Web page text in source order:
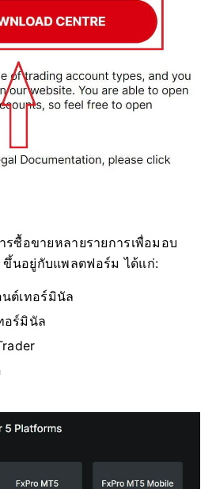
รซื้อขายหลายรายการเพื่อมอบ
นอยู่กับแพลตฟอร์ม ได้แก่:
ต์เทอร์มินัล
อร์มินัล